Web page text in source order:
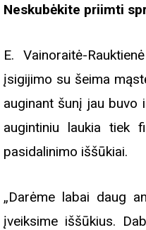
Neskubėkite priimti
E. Vainoraitė-
įsigijimo su šeima
auginant šunį jau buvo
augintiniu laukia tiek
pasidalinimo iššūkiai.
„Darėme labai daug
įveiksime iššūkius.